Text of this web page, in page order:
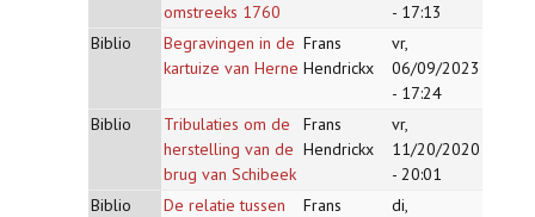
omstreeks 1760
- 17:13
Biblio
Begravingen in de
kartuize van Herne
Frans
Hendrickx
vr,
06/09/2023
- 17:24
Biblio
Tribulaties om de
herstelling van de
brug van Schibeek
Frans
Hendrickx
vr,
11/20/2020
- 20:01
Biblio
De relatie tussen
Frans
di,